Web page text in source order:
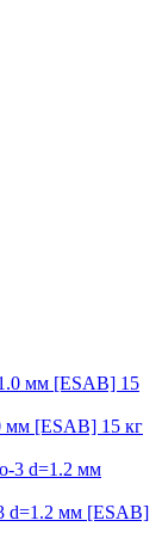
мм [ESAB] 15 кг
d=1.2 мм [ESAB]